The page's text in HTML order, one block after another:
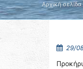
Αρχική σελίδα
29/